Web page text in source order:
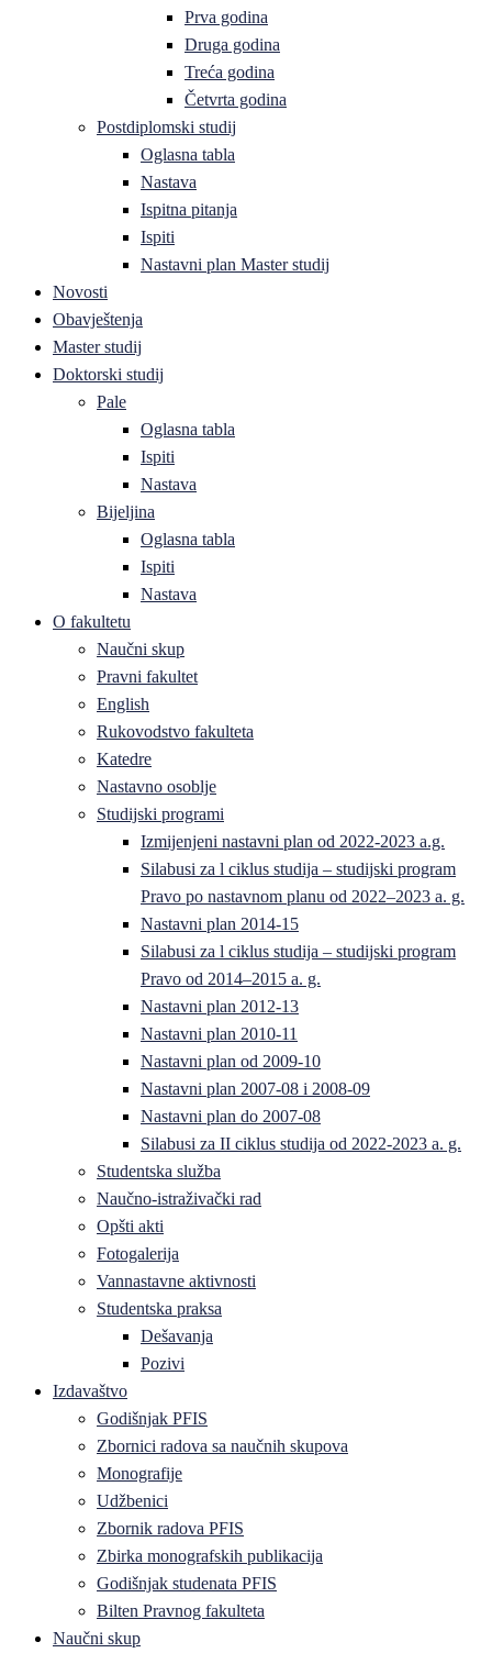
Prva godina
Druga godina
Treća godina
Četvrta godina
Postdiplomski studij
Oglasna tabla
Nastava
Ispitna pitanja
Ispiti
Nastavni plan Master studij
Novosti
Obavještenja
Master studij
Doktorski studij
Pale
Oglasna tabla
Ispiti
Nastava
Bijeljina
Oglasna tabla
Ispiti
Nastava
O fakultetu
Naučni skup
Pravni fakultet
English
Rukovodstvo fakulteta
Katedre
Nastavno osoblje
Studijski programi
Izmijenjeni nastavni plan od 2022-2023 a.g.
Silabusi za l ciklus studija – studijski program
Pravo po nastavnom planu od 2022–2023 a. g.
Nastavni plan 2014-15
Silabusi za l ciklus studija – studijski program
Pravo od 2014–2015 a. g.
Nastavni plan 2012-13
Nastavni plan 2010-11
Nastavni plan od 2009-10
Nastavni plan 2007-08 i 2008-09
Nastavni plan do 2007-08
Silabusi za II ciklus studija od 2022-2023 a. g.
Studentska služba
Naučno-istraživački rad
Opšti akti
Fotogalerija
Vannastavne aktivnosti
Studentska praksa
Dešavanja
Pozivi
Izdavaštvo
Godišnjak PFIS
Zbornici radova sa naučnih skupova
Monografije
Udžbenici
Zbornik radova PFIS
Zbirka monografskih publikacija
Godišnjak studenata PFIS
Bilten Pravnog fakulteta
Naučni skup